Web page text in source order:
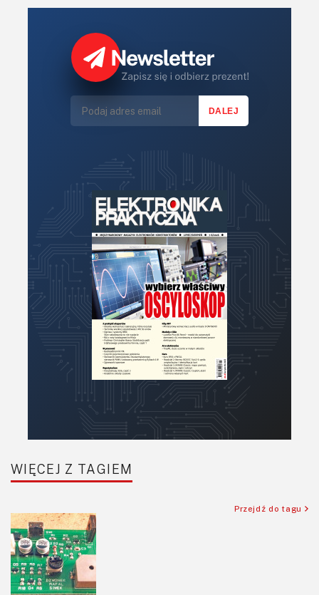
Konkursy
LED/LCD/OLED
Mechatronika
Mikrokontrolery (MCV,μC)
Optoelektronika
Podstawy elektroniki
Podzespoły bierne
Półprzewodniki
Pomiary i testy
Projektowanie
Sensory
Software
Sterowanie
Transformatory
Tranzystory
WIĘCEJ Z TAGIEM
Przejdź do tagu